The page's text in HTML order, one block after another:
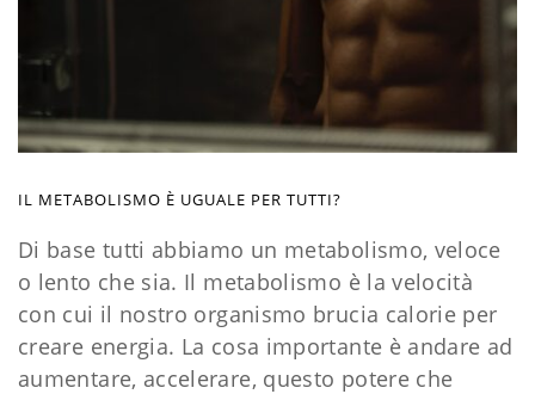
IL METABOLISMO È UGUALE PER TUTTI?
Di base tutti abbiamo un metabolismo, veloce
o lento che sia. Il metabolismo è la velocità
con cui il nostro organismo brucia calorie per
creare energia. La cosa importante è andare ad
aumentare, accelerare, questo potere che